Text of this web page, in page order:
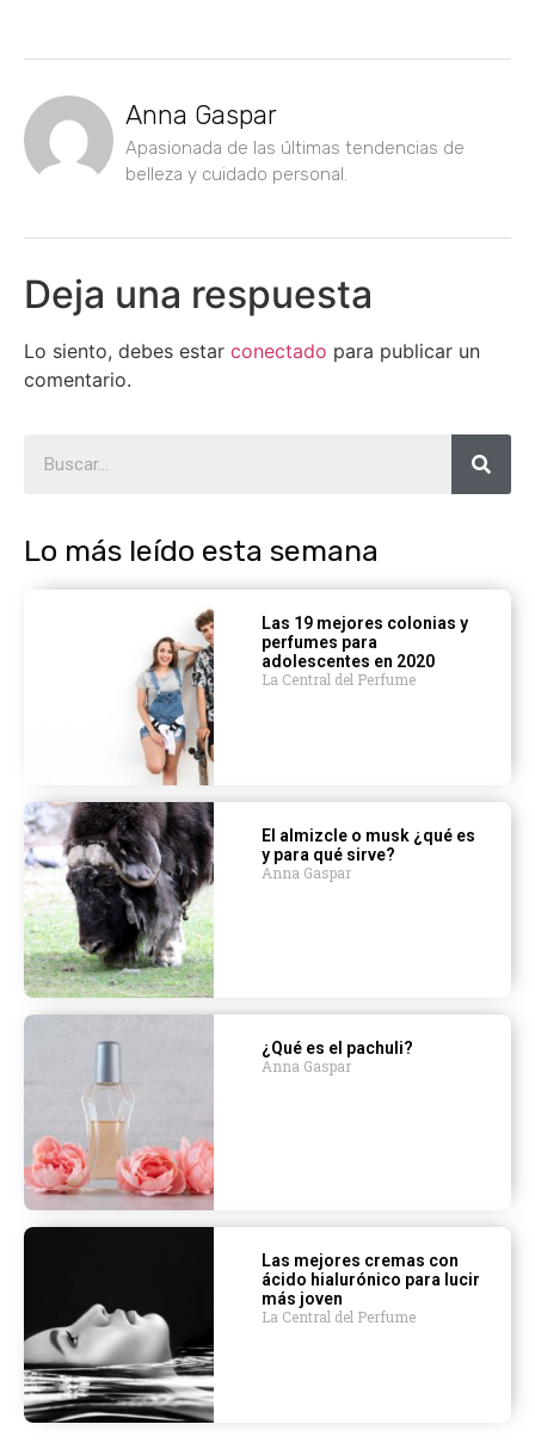
Anna Gaspar
Apasionada de las últimas tendencias de
belleza y cuidado personal.
Deja una respuesta
Lo siento, debes estar conectado para publicar un
comentario.
Lo más leído esta semana
Las 19 mejores colonias y
perfumes para
adolescentes en 2020
La Central del Perfume
El almizcle o musk ¿qué es
y para qué sirve?
Anna Gaspar
¿Qué es el pachuli?
Anna Gaspar
Las mejores cremas con
ácido hialurónico para lucir
más joven
La Central del Perfume